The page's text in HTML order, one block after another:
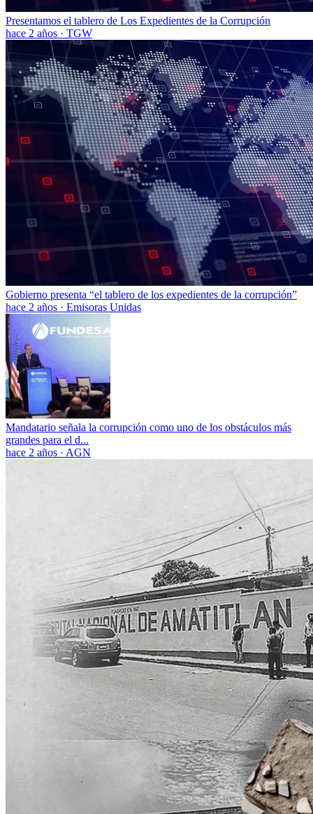
Presentamos el tablero de Los Expedientes de la Corrupción
hace 2 años · TGW
Gobierno presenta “el tablero de los expedientes de la corrupción”
hace 2 años · Emisoras Unidas
Mandatario señala la corrupción como uno de los obstáculos más
grandes para el d...
hace 2 años · AGN